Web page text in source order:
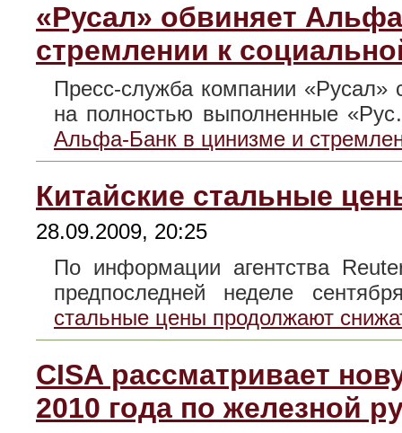
«Русал» обвиняет
стремлении к
Пресс-служба компании
на полностью выполненные
Альфа-Банк в цинизме и
Китайские стальные
28.09.2009, 20:25
По информации агентства
предпоследней неделе
стальные цены продолжают
CISA рассматривает
2010 года по железной